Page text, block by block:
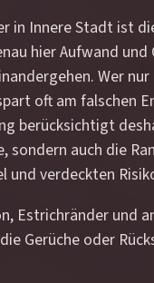
in Innere Stadt ist
hier Aufwand und
Wer
oft am falschen
berücksichtigt
sondern auch die
und verdeckten
Estrichränder und
Gerüche oder